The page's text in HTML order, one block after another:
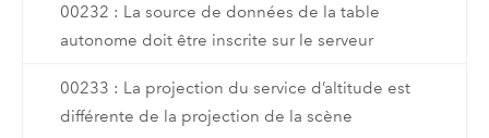
00232 : La source de données de la table
autonome doit être inscrite sur le serveur
00233 : La projection du service d’altitude est
différente de la projection de la scène